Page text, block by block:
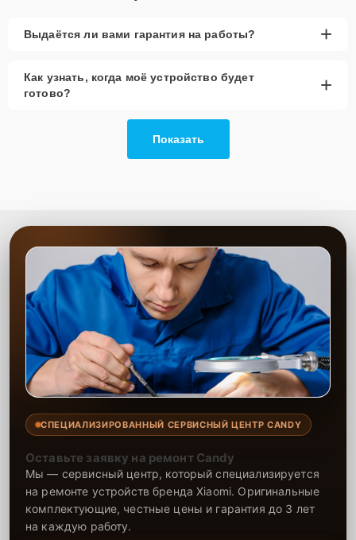
Выдаётся ли вами гарантия на работы? +
Как узнать, когда моё устройство будет
готово?
+
Показать
СПЕЦИАЛИЗИРОВАННЫЙ СЕРВИСНЫЙ ЦЕНТР CANDY
Оставьте заявку на ремонт Candy
Мы — сервисный центр, который специализируется
на ремонте устройств бренда Xiaomi. Оригинальные
комплектующие, честные цены и гарантия до 3 лет
на каждую работу.